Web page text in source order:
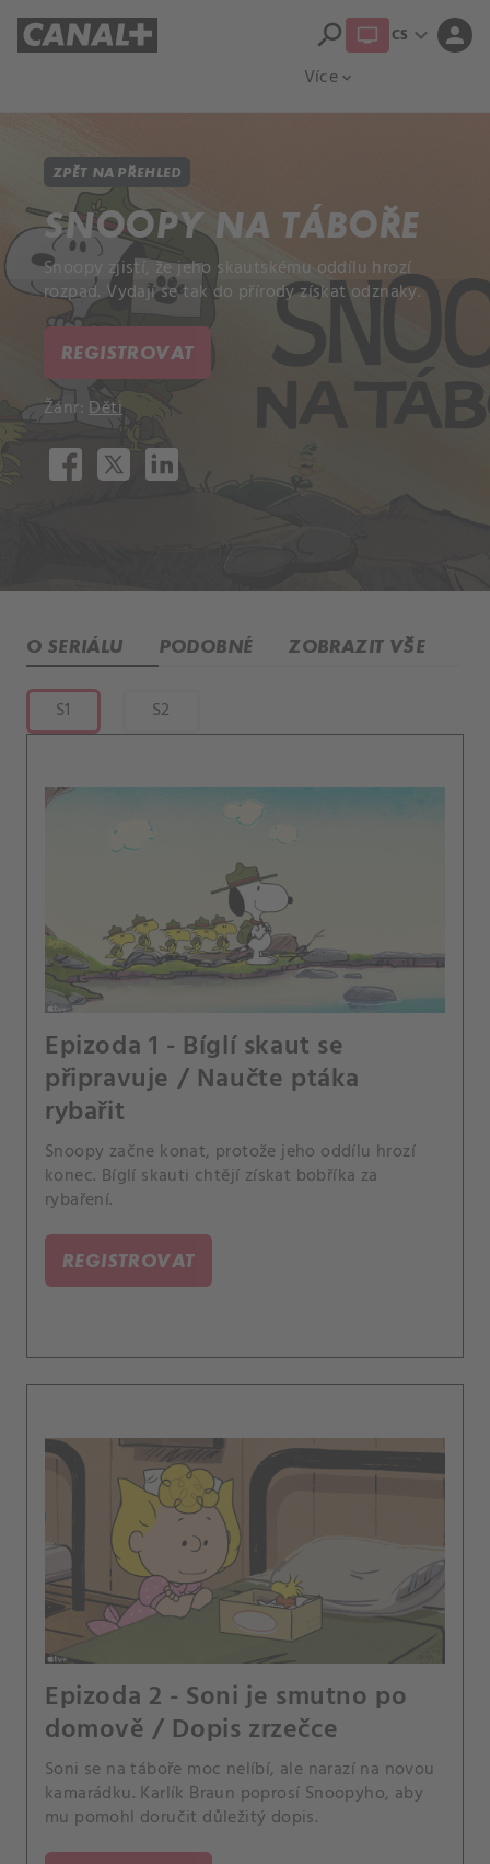
Více expand_more
search CS expand_more person
ZPĚT NA PŘEHLED
SNOOPY NA TÁBOŘE
Snoopy zjistí, že jeho skautskému oddílu hrozí
rozpad. Vydají se tak do přírody získat odznaky.
REGISTROVAT
Žánr: Děti
O SERIÁLU PODOBNÉ ZOBRAZIT VŠE
S1 S2
Epizoda 1 - Bíglí skaut se
připravuje / Naučte ptáka
rybařit
Snoopy začne konat, protože jeho oddílu hrozí
konec. Bíglí skauti chtějí získat bobříka za
rybaření.
REGISTROVAT
Epizoda 2 - Soni je smutno po
domově / Dopis zrzečce
Soni se na táboře moc nelíbí, ale narazí na novou
kamarádku. Karlík Braun poprosí Snoopyho, aby
mu pomohl doručit důležitý dopis.